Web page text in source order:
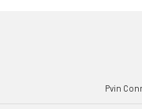
Pvin